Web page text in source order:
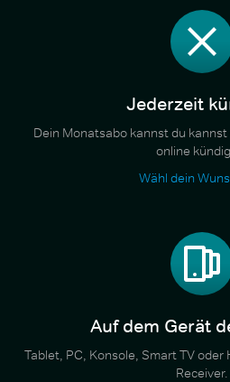
Jederzeit
Dein Monatsabo kannst du
online
Wähl dein
Auf dem Gerät
Tablet, PC, Konsole, Smart TV
Receiver.